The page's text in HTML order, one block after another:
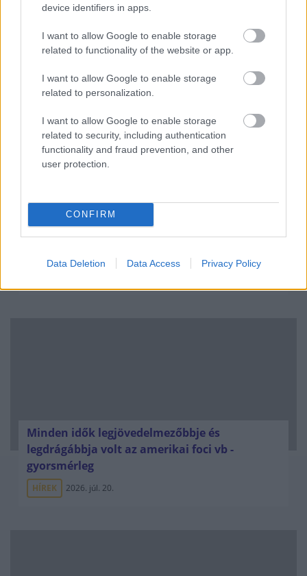
device identifiers in apps.
I want to allow Google to enable storage
related to functionality of the website or app.
I want to allow Google to enable storage
related to personalization.
I want to allow Google to enable storage
related to security, including authentication
functionality and fraud prevention, and other
user protection.
CONFIRM
Data Deletion Data Access Privacy Policy
Kéthónapos a Tisza-kormány: íme a mérleg!
Uniós források: íme a teendők, amelyek a
Minden idők legjövedelmezőbbje és
legdrágábbja volt az amerikai foci vb -
gyorsmérleg
HÍREK 2026. júl. 20.